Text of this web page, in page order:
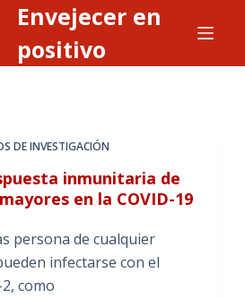
Envejecer en
positivo
DE INVESTIGACIÓN
inmunitaria de
en la COVID-19
persona de cualquier
infectarse con el
como